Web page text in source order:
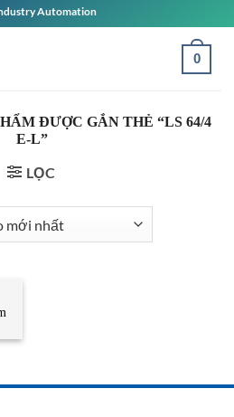
Automation
0
ĐƯỢC GẮN THẺ “LS 64/4
E-L”
LỌC